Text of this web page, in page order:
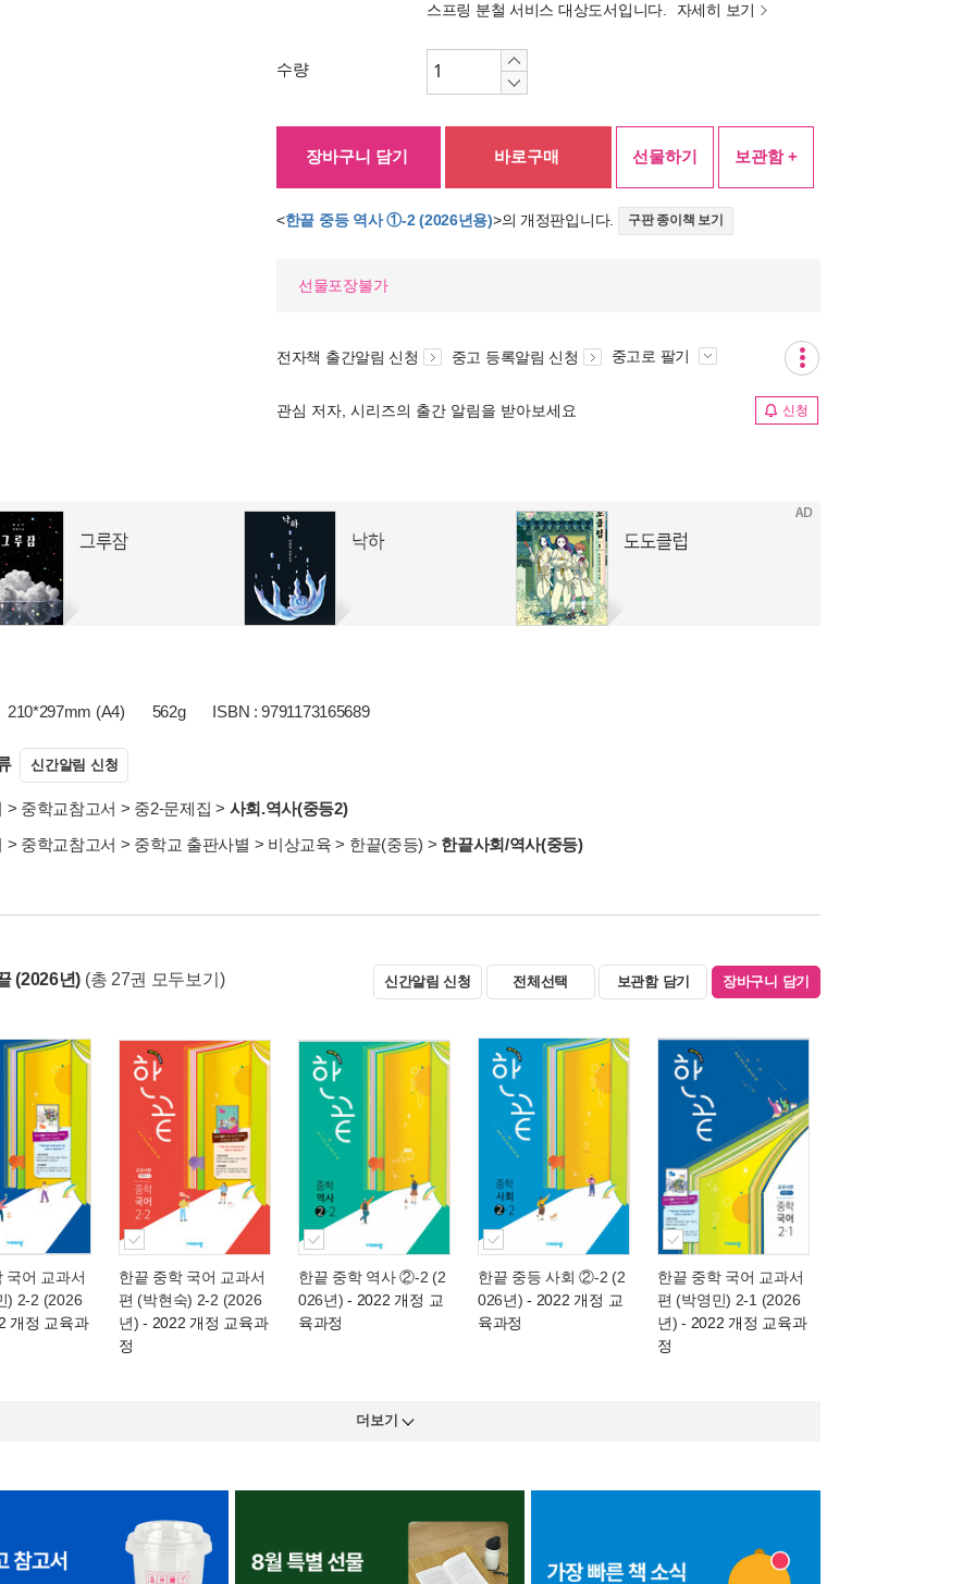
스프링 분철 서비스 대상도서입니다. 자세히 보기
수량
장바구니 담기 바로구매 선물하기 보관함 +
<한끝 중등 역사 ①-2 (2026년용)>의 개정판입니다. 구판 종이책 보기
선물포장불가
전자책 출간알림 신청 중고 등록알림 신청 중고로 팔기
관심 저자, 시리즈의 출간 알림을 받아보세요 신청
210*297mm (A4) 562g ISBN : 9791173165689
신간알림 신청
> 중학교참고서 > 중2-문제집 > 사회.역사(중등2)
> 중학교참고서 > 중학교 출판사별 > 비상교육 > 한끝(중등) > 한끝사회/역사(중등)
(2026년) (총 27권 모두보기) 신간알림 신청 전체선택 보관함 담기 장바구니 담기
국어 교과서
) 2-2 (2026
개정 교육과
한끝 중학 국어 교과서
편 (박현숙) 2-2 (2026
년) - 2022 개정 교육과
정
한끝 중학 역사 ②-2 (2
026년) - 2022 개정 교
육과정
한끝 중등 사회 ②-2 (2
026년) - 2022 개정 교
육과정
한끝 중학 국어 교과서
편 (박영민) 2-1 (2026
년) - 2022 개정 교육과
정
더보기